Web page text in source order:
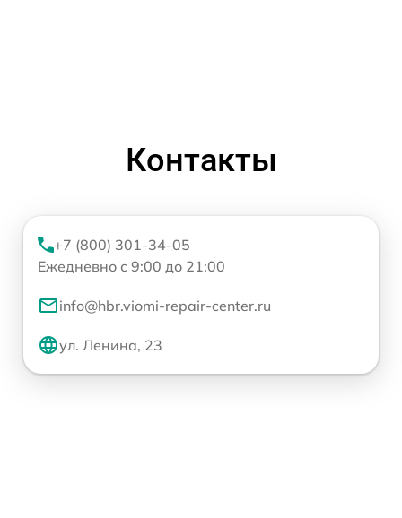
Контакты
+7 (800) 301-34-05
Ежедневно с 9:00 до 21:00
info@hbr.viomi-repair-center.ru
ул. Ленина, 23